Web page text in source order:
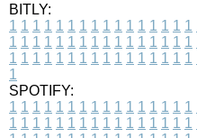
BITLY:
1 1 1 1 1 1 1 1 1 1 1 1 1 1 1 1
1 1 1 1 1 1 1 1 1 1 1 1 1 1 1 1
1 1 1 1 1 1 1 1 1 1 1 1 1 1 1 1
1
SPOTIFY:
1 1 1 1 1 1 1 1 1 1 1 1 1 1 1 1
1 1 1 1 1 1 1 1 1 1 1 1 1 1 1 1